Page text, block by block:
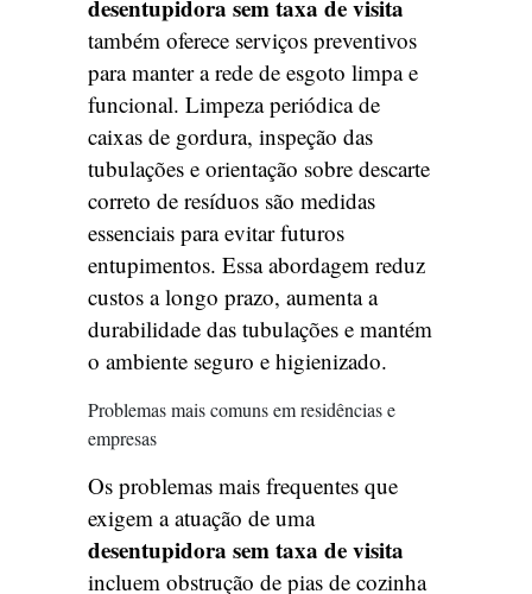
desentupidora sem taxa de visita
também oferece serviços preventivos
para manter a rede de esgoto limpa e
funcional. Limpeza periódica de
caixas de gordura, inspeção das
tubulações e orientação sobre descarte
correto de resíduos são medidas
essenciais para evitar futuros
entupimentos. Essa abordagem reduz
custos a longo prazo, aumenta a
durabilidade das tubulações e mantém
o ambiente seguro e higienizado.
Problemas mais comuns em residências e
empresas
Os problemas mais frequentes que
exigem a atuação de uma
desentupidora sem taxa de visita
incluem obstrução de pias de cozinha